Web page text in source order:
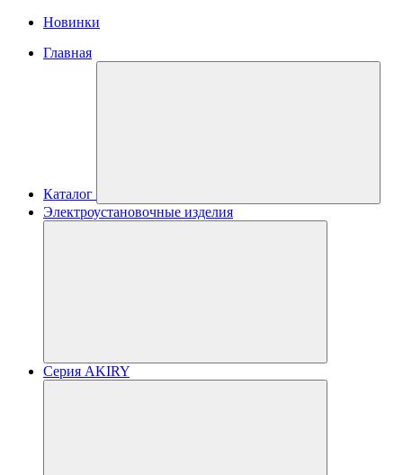
Новинки
Главная
Каталог
Электроустановочные изделия
Серия AKIRY